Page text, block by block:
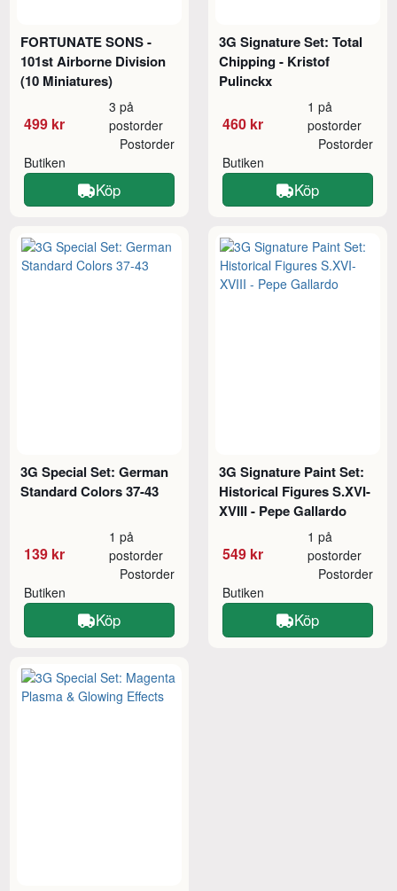
FORTUNATE SONS -
101st Airborne Division
(10 Miniatures)
499 kr
3 på
postorder
Butiken
Postorder
Köp
3G Signature Set: Total
Chipping - Kristof
Pulinckx
460 kr
1 på
postorder
Butiken
Postorder
Köp
3G Special Set: German
Standard Colors 37-43
139 kr
1 på
postorder
Butiken
Postorder
Köp
3G Signature Paint Set:
Historical Figures S.XVI-
XVIII - Pepe Gallardo
549 kr
1 på
postorder
Butiken
Postorder
Köp